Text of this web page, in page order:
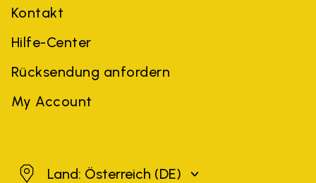
Kontakt
Hilfe-Center
Rücksendung anfordern
My Account
Österreich
Land: Österreich (DE)